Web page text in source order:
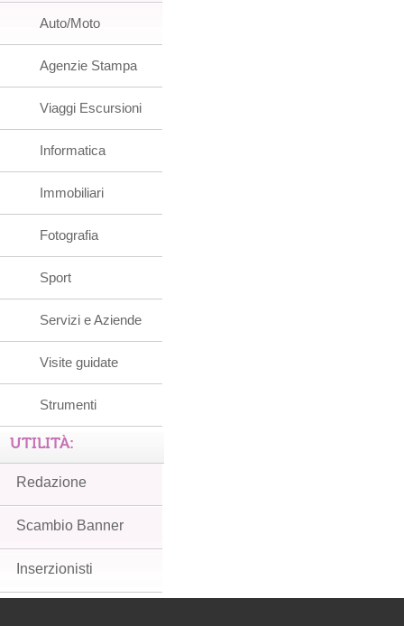
Auto/Moto
Agenzie Stampa
Viaggi Escursioni
Informatica
Immobiliari
Fotografia
Sport
Servizi e Aziende
Visite guidate
Strumenti
UTILITÀ:
Redazione
Scambio Banner
Inserzionisti